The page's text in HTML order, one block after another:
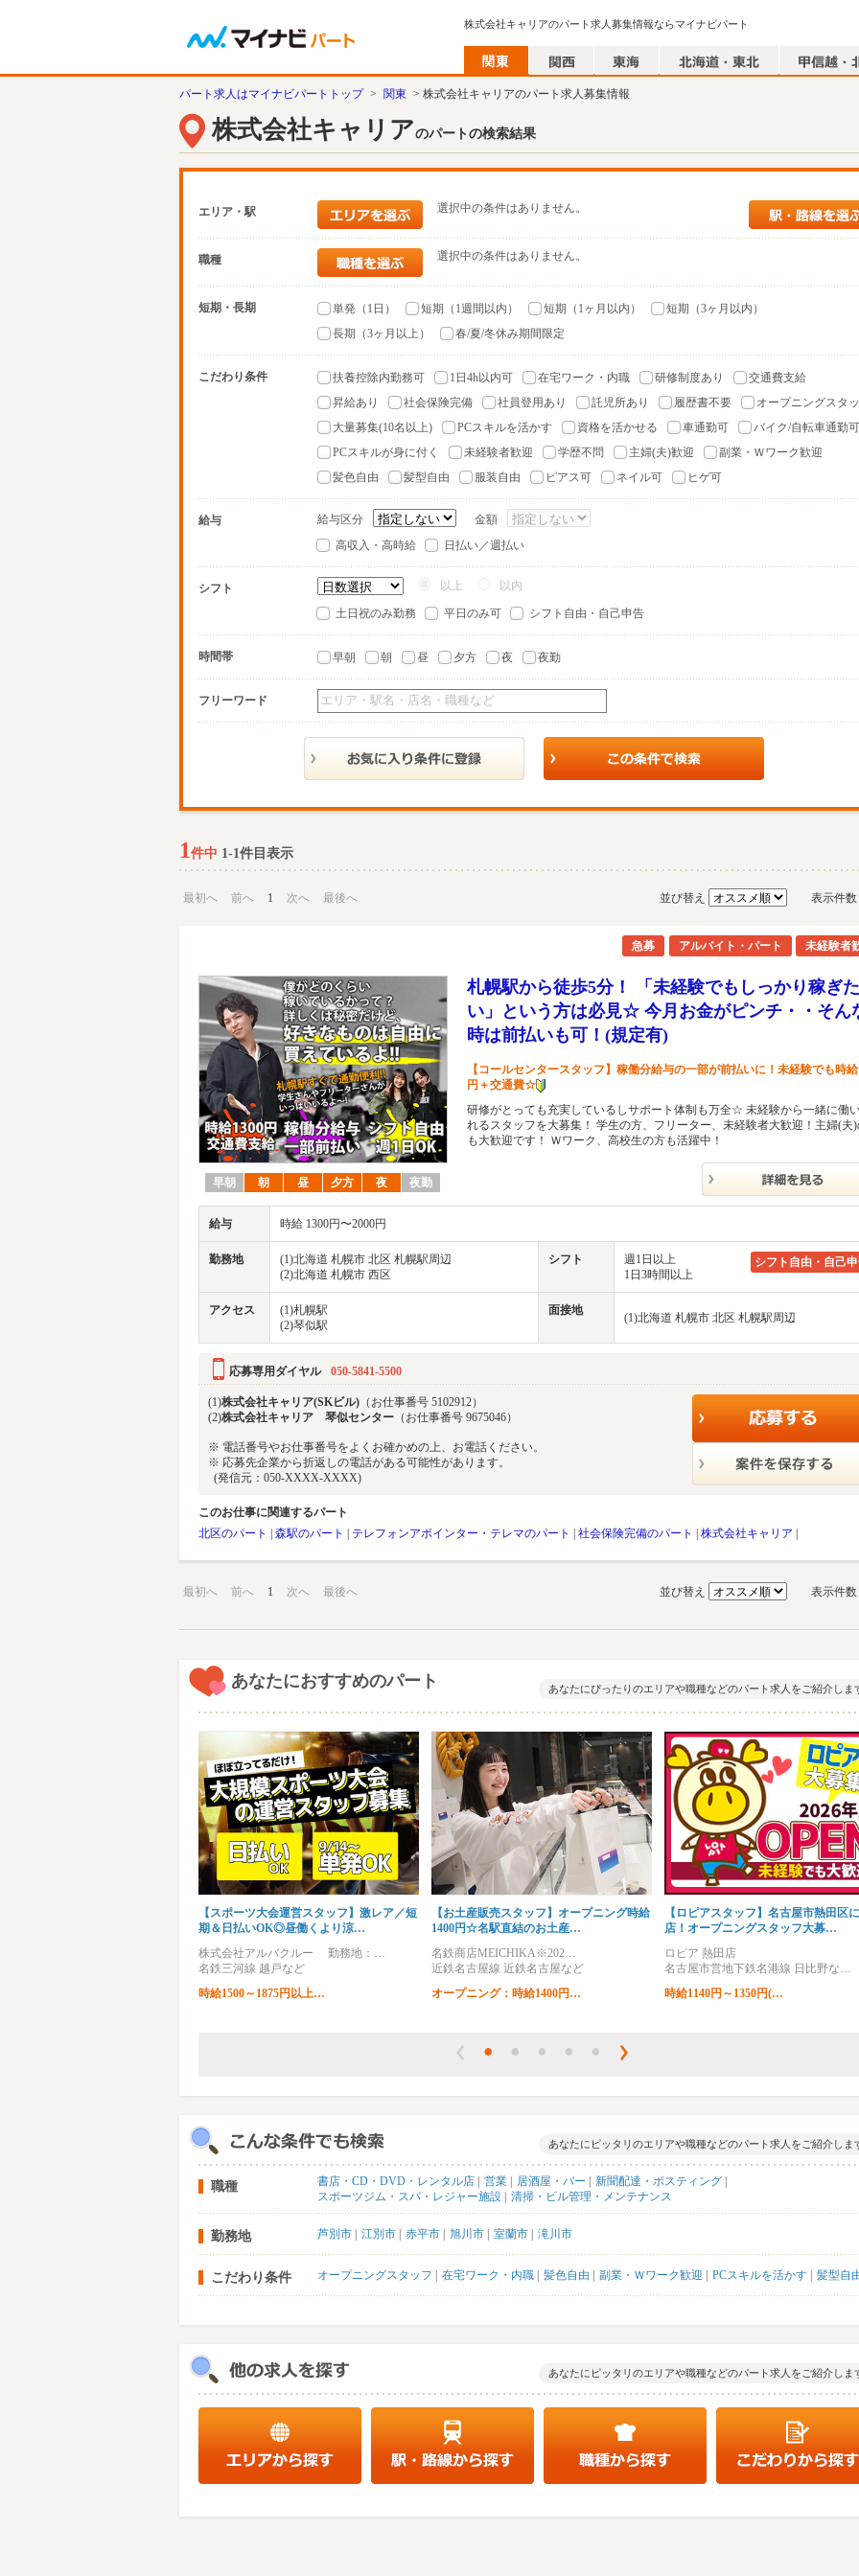
株式会社キャリアのパート求人募集情報ならマイナビパート
パート求人はマイナビパートトップ > 関東 > 株式会社キャリアのパート求人募集情報
株式会社キャリアのパートの検索結果
エリア・駅 選択中の条件はありません。
職種 選択中の条件はありません。
短期・長期 単発（1日） 短期（1週間以内） 短期（1ヶ月以内）
短期（3ヶ月以内）
長期（3ヶ月以上）
春/夏/冬休み期間限定
こだわり条件 扶養控除内勤務可 1日4h以内可 在宅ワーク・内職 研修制度あり
交通費支給
昇給あり
社会保険完備 社員登用あり 託児所あり 履歴書不要
オープニングスタ
大量募集(10名以上)
PCスキルを活かす 資格を活かせる 車通勤可
バイク/自転車通勤可
PCスキルが身に付く
未経験者歓迎 学歴不問 主婦(夫)歓迎
副業・Ｗワーク歓迎
髪色自由
髪型自由 服装自由 ピアス可 ネイル可 ヒゲ可
給与 給与区分
金額
高収入・高時給
日払い／週払い
シフト 以上 以内
土日祝のみ勤務 平日のみ可 シフト自由・自己申告
時間帯 早朝 朝 昼 夕方 夜 夜勤
フリーワード
1件中 1-1件目表示
最初へ 前へ 1 次へ 最後へ 並び替え 表示件数
急募 アルバイト・パート 未経験者
早朝 朝 昼 夕方 夜 夜勤
札幌駅から徒歩5分！ 「未経験でもしっかり稼ぎた
い」という方は必見☆ 今月お金がピンチ・・そん
時は前払いも可！(規定有)
【コールセンタースタッフ】稼働分給与の一部が前払いに！未経験でも時給
円＋交通費☆
研修がとっても充実しているしサポート体制も万全☆ 未経験から一緒に働
れるスタッフを大募集！ 学生の方、フリーター、未経験者大歓迎！主婦(夫
も大歓迎です！ Ｗワーク、高校生の方も活躍中！
給与 時給 1300円〜2000円
勤務地
(1)北海道 札幌市 北区 札幌駅周辺
(2)北海道 札幌市 西区
シフト
週1日以上
1日3時間以上
シフト自由・自己
アクセス
(1)札幌駅
(2)琴似駅
面接地
(1)北海道 札幌市 北区 札幌駅周辺
応募専用ダイヤル 050-5841-5500
(1)株式会社キャリア(SKビル) （お仕事番号 5102912）
(2)株式会社キャリア 琴似センター （お仕事番号 9675046）
※ 電話番号やお仕事番号をよくお確かめの上、お電話ください。
※ 応募先企業から折返しの電話がある可能性があります。
(発信元：050-XXXX-XXXX)
このお仕事に関連するパート
北区のパート
森駅のパート テレフォンアポインター・テレマのパート 社会保険完備のパート 株式会社キャリア
最初へ 前へ 1 次へ 最後へ 並び替え 表示件数
あなたにおすすめのパート あなたにぴったりのエリアや職種などのパート求人をご紹介しま
【スポーツ大会運営スタッフ】激レア／短
期＆日払いOK◎昼働くより涼…
株式会社アルバクルー 勤務地：…
名鉄三河線 越戸など
時給1500～1875円以上…
【お土産販売スタッフ】オープニング時給
1400円☆名駅直結のお土産…
名鉄商店MEICHIKA※202…
近鉄名古屋線 近鉄名古屋など
オープニング：時給1400円…
【ロピアスタッフ】名古屋市熱田区
店！オープニングスタッフ大募…
ロピア 熱田店
名古屋市営地下鉄名港線 日比野な…
時給1140円～1350円(…
あなたにピッタリのエリアや職種などのパート求人をご紹介しま
職種 書店・CD・DVD・レンタル店 営業 居酒屋・バー
新聞配達・ポスティング
スポーツジム・スパ・レジャー施設
清掃・ビル管理・メンテナンス
勤務地 芦別市 江別市 赤平市 旭川市 室蘭市 滝川市
こだわり条件 オープニングスタッフ 在宅ワーク・内職 髪色自由 副業・Ｗワーク歓迎 PCスキルを活かす 髪型自
あなたにピッタリのエリアや職種などのパート求人をご紹介しま